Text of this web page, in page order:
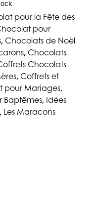
pour la Fête des
pour
, Chocolats de Noël
, Chocolats
Chocolats
, Coffrets et
pour Mariages,
Baptêmes, Idées
, Les Maracons